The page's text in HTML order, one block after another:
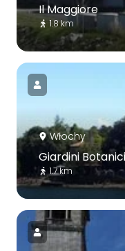
Il Maggiore
1.8 km
Włochy
Giardini
1.7 km